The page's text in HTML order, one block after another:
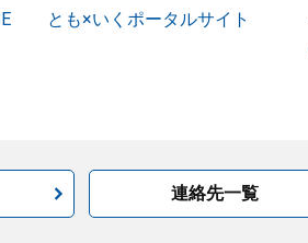
とも×いくポータルサイト
連絡先一覧